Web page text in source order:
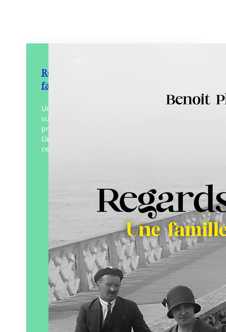
Regards oubliés, Histoire d’une
famille vendéenne
Un jour, il hérite d’un lot de vieux négatifs
sur plaques de verre, datant de la
première moitié du vingtième siècle.
L’auteur nous raconte alors l’histoire de
cette…
01/11/2025